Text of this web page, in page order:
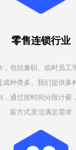
零售连锁行业
，包括兼职、临时员工
种类多。我们提供多
，通过按时间分段计薪
薪方式灵活满足需求